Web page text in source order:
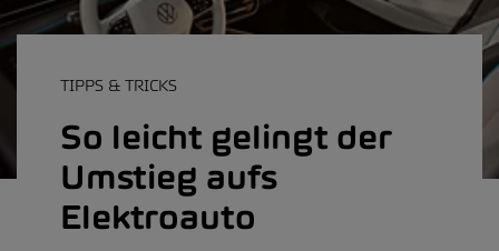
TIPPS & TRICKS
So leicht gelingt der
Umstieg aufs
Elektroauto